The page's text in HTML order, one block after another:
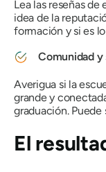
Lea las reseñas
idea de la
formación y si es
Comunidad
Averigua si la
grande y
graduación. Puede
El